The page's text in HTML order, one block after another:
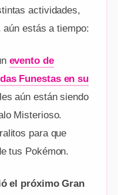
actividades,
aún estás a tiempo:
evento de
Funestas en su
aún están siendo
Misterioso.
para que
tus Pokémon.
el próximo Gran